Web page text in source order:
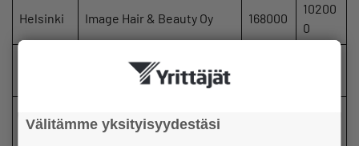
Helsinki Image Hair & Beauty Oy 168000
10200
0
Kiinteistö Oy Kaivotie 23
Tampere Dentalis Oy
Välitämme yksityisyydestäsi